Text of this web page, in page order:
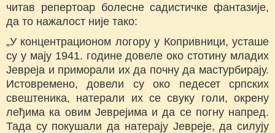
читав репертоар болесне садистичке фантазије,
да то нажалост није тако:
„У концентрационом логору у Копривници, усташе
су у мају 1941. године довеле око стотину младих
Јевреја и приморали их да почну да мастурбирају.
Истовремено, довели су око педесет српских
свештеника, натерали их се свуку голи, окрену
леђима ка овим Јеврејима и да се погну напред.
Тада су покушали да натерају Јевреје, да силују